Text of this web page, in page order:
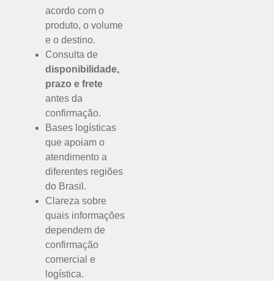
acordo com o
produto, o volume
e o destino.
Consulta de
disponibilidade,
prazo e frete
antes da
confirmação.
Bases logísticas
que apoiam o
atendimento a
diferentes regiões
do Brasil.
Clareza sobre
quais informações
dependem de
confirmação
comercial e
logística.